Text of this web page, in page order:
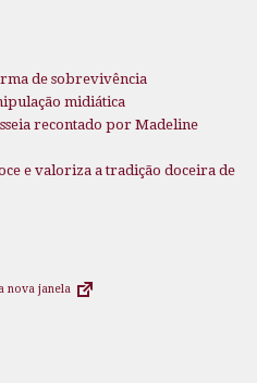
de sobrevivência
midiática
recontado por Madeline
e valoriza a tradição doceira de
nova janela